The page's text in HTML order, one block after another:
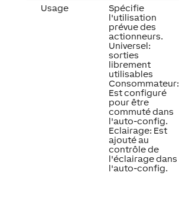
Usage
Spécifie
l'utilisation
prévue des
actionneurs.
Universel:
sorties
librement
utilisables
Consommateur:
Est configuré
pour être
commuté dans
l'auto-config.
Eclairage: Est
ajouté au
contrôle de
l'éclairage dans
l'auto-config.